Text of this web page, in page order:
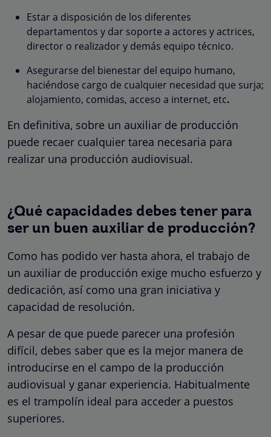
Estar a disposición de los diferentes
departamentos y dar soporte a actores y actrices,
director o realizador y demás equipo técnico.
Asegurarse del bienestar del equipo humano,
haciéndose cargo de cualquier necesidad que surja;
alojamiento, comidas, acceso a internet, etc.
En definitiva, sobre un auxiliar de producción
puede recaer cualquier tarea necesaria para
realizar una producción audiovisual.
¿Qué capacidades debes tener para
ser un buen auxiliar de producción?
Como has podido ver hasta ahora, el trabajo de
un auxiliar de producción exige mucho esfuerzo y
dedicación, así como una gran iniciativa y
capacidad de resolución.
A pesar de que puede parecer una profesión
difícil, debes saber que es la mejor manera de
introducirse en el campo de la producción
audiovisual y ganar experiencia. Habitualmente
es el trampolín ideal para acceder a puestos
superiores.